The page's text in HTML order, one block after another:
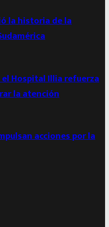
la historia de la
Hospital Illia refuerza
la atención
acciones por la